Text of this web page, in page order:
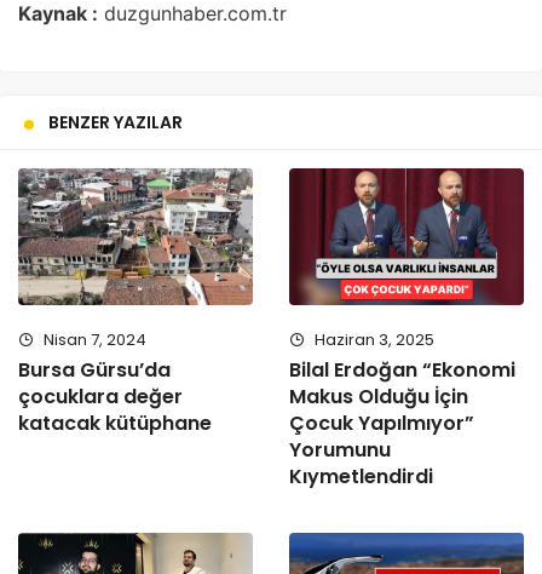
Kaynak : duzgunhaber.com.tr
BENZER YAZILAR
Nisan 7, 2024
Bursa Gürsu’da
çocuklara değer
katacak kütüphane
Haziran 3, 2025
Bilal Erdoğan “Ekonomi
Makus Olduğu İçin
Çocuk Yapılmıyor”
Yorumunu
Kıymetlendirdi